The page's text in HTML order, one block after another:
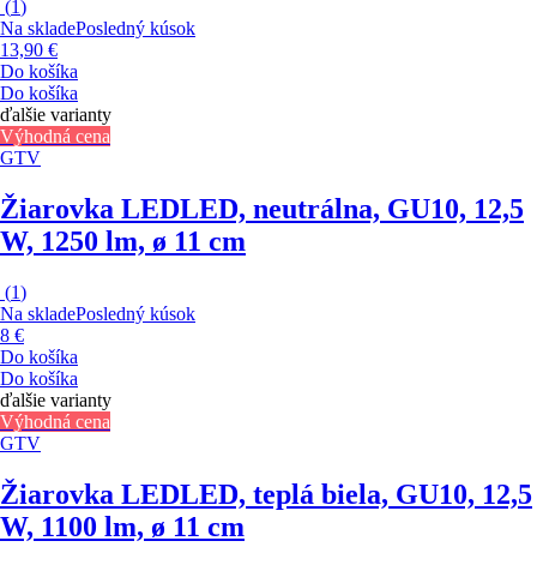
(1 )
Na skladePosledný kúsok
13,90 €
Do košíka
Do košíka
ďalšie varianty
Výhodná cena
GTV
Žiarovka LEDLED, neutrálna, GU10, 12,5
W, 1250 lm, ø 11 cm
(1)
Na skladePosledný kúsok
8 €
Do košíka
Do košíka
ďalšie varianty
Výhodná cena
GTV
Žiarovka LEDLED, teplá biela, GU10, 12,5
W, 1100 lm, ø 11 cm